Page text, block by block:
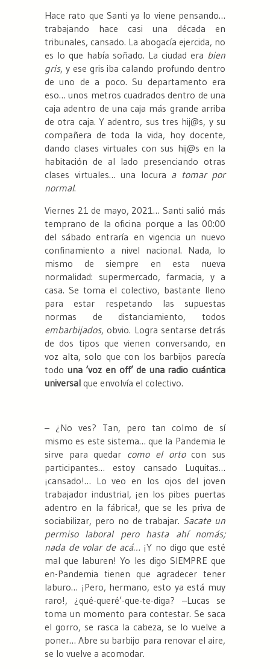
Hace rato que Santi ya lo viene pensando…
trabajando hace casi una década en
tribunales, cansado. La abogacía ejercida, no
es lo que había soñado. La ciudad era bien
gris, y ese gris iba calando profundo dentro
de uno de a poco. Su departamento era
eso… unos metros cuadrados dentro de una
caja adentro de una caja más grande arriba
de otra caja. Y adentro, sus tres hij@s, y su
compañera de toda la vida, hoy docente,
dando clases virtuales con sus hij@s en la
habitación de al lado presenciando otras
clases virtuales… una locura a tomar por
normal.
Viernes 21 de mayo, 2021… Santi salió más
temprano de la oficina porque a las 00:00
del sábado entraría en vigencia un nuevo
confinamiento a nivel nacional. Nada, lo
mismo de siempre en esta nueva
normalidad: supermercado, farmacia, y a
casa. Se toma el colectivo, bastante lleno
para estar respetando las supuestas
normas de distanciamiento, todos
embarbijados, obvio. Logra sentarse detrás
de dos tipos que vienen conversando, en
voz alta, solo que con los barbijos parecía
todo una ‘voz en off’ de una radio cuántica
universal que envolvía el colectivo.
– ¿No ves? Tan, pero tan colmo de sí
mismo es este sistema… que la Pandemia le
sirve para quedar como el ortocon sus
participantes… estoy cansado Luquitas…
¡cansado!… Lo veo en los ojos del joven
trabajador industrial, ¡en los pibes puertas
adentro en la fábrica!, que se les priva de
sociabilizar, pero no de trabajar. Sacate un
permiso laboral pero hasta ahí nomás;
nada de volar de acá… ¡Y no digo que esté
mal que laburen! Yo les digo SIEMPRE que
en-Pandemia tienen que agradecer tener
laburo… ¡Pero, hermano, esto ya está muy
raro!, ¿qué-queré’-que-te-diga? –Lucas se
toma un momento para contestar. Se saca
el gorro, se rasca la cabeza, se lo vuelve a
poner… Abre su barbijo para renovar el aire,
se lo vuelve a acomodar.